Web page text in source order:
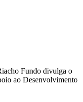
Fundo divulga o
ao Desenvolvimento